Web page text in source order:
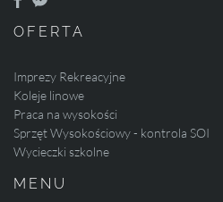
OFERTA
Imprezy Rekreacyjne
Koleje linowe
Praca na wysokości
Sprzęt Wysokościowy - kontrola SOI
Wycieczki szkolne
MENU